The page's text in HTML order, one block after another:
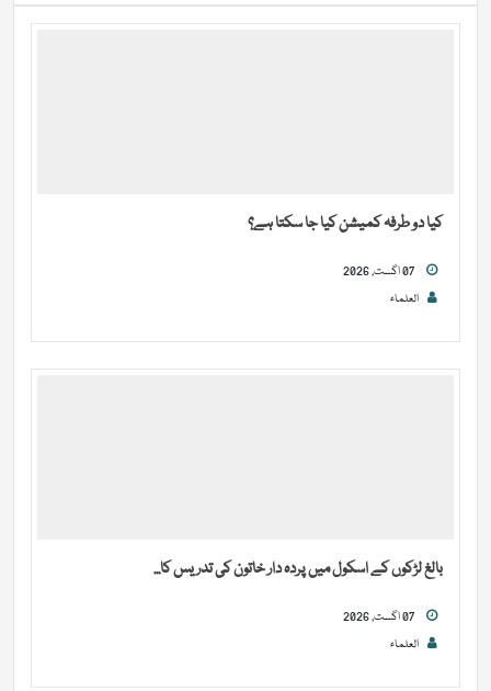
کیا دو طرفہ کمیشن کیا جا سکتا ہے؟
العلماء
بالغ لڑکوں کے اسکول میں پردہ دار خاتون کی تدریس کا...
العلماء